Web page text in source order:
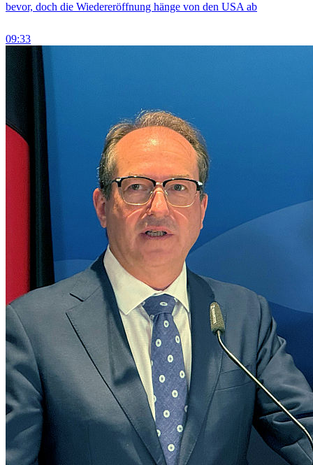
bevor, doch die Wiedereröffnung hänge von den USA ab
09:33